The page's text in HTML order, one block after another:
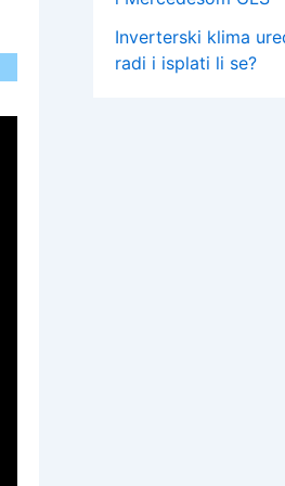
Inverterski klima
radi i isplati li se?